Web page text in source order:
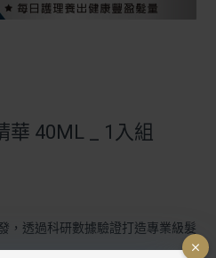
華 40ML _ 1入組
，透過科研數據驗證打造專業級髮